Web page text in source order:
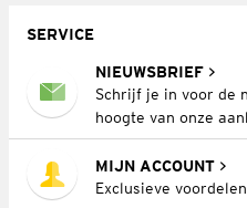
SERVICE
NIEUWSBRIEF
Schrijf je in voor de
hoogte van onze
MIJN ACCOUNT
Exclusieve